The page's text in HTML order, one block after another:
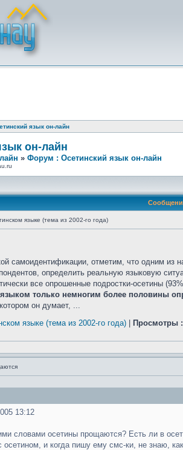
язык он-лайн
он-лайн
» Форум : Осетинский язык он-лайн
языке (тема из 2002-го года)
самоидентификации, отметим, что одним из
определить реальную языковую
все опрошенные подростки-осетины
только немногим более половины
он думает, ...
языке (тема из 2002-го года) Просмотры :
13:12
словами осетины прощаются? Есть ли в
и когда пишу ему смс-ки, не знаю,